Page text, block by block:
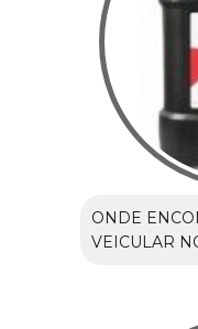
ONDE
VEICULAR